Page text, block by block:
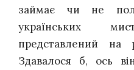
займає чи не
українських
представлений на
Здавалося б, ось